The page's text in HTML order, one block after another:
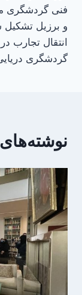
فنی گردشگری
و برزیل
انتقال تجارب
گردشگری